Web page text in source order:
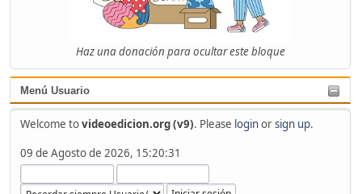
Haz una donación para ocultar este bloque
Menú Usuario
Welcome tovideoedicion.org (v9). Please loginorsign up.
09 de Agosto de 2026, 15:20:31